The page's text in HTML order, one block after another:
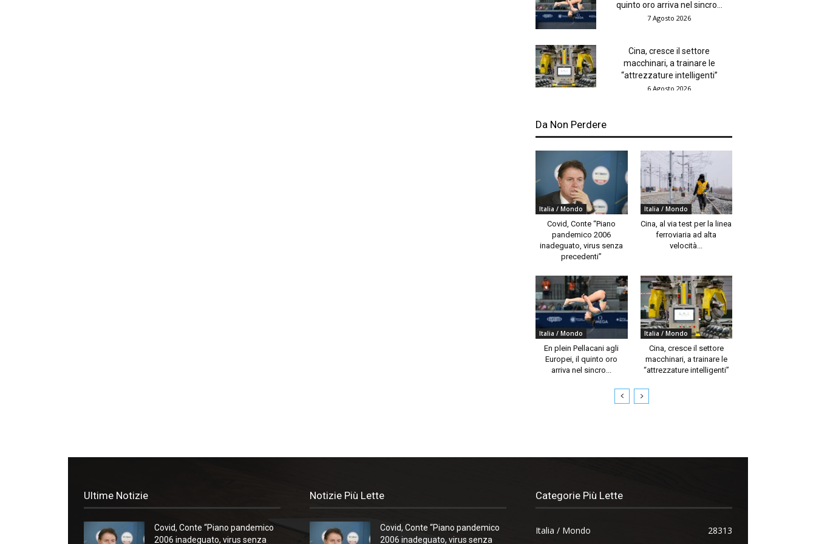
quinto oro arriva nel sincro...
7 Agosto 2026
Cina, cresce il settore
macchinari, a trainare le
“attrezzature intelligenti”
6 Agosto 2026
Da Non Perdere
Italia / Mondo
Covid, Conte “Piano
pandemico 2006
inadeguato, virus senza
precedenti”
Italia / Mondo
Cina, al via test per la linea
ferroviaria ad alta
velocità...
Italia / Mondo
En plein Pellacani agli
Europei, il quinto oro
arriva nel sincro...
Italia / Mondo
Cina, cresce il settore
macchinari, a trainare le
“attrezzature intelligenti”
Ultime Notizie
Covid, Conte “Piano pandemico
2006 inadeguato, virus senza
Notizie Più Lette
Covid, Conte “Piano pandemico
2006 inadeguato, virus senza
Categorie Più Lette
Italia / Mondo
28313